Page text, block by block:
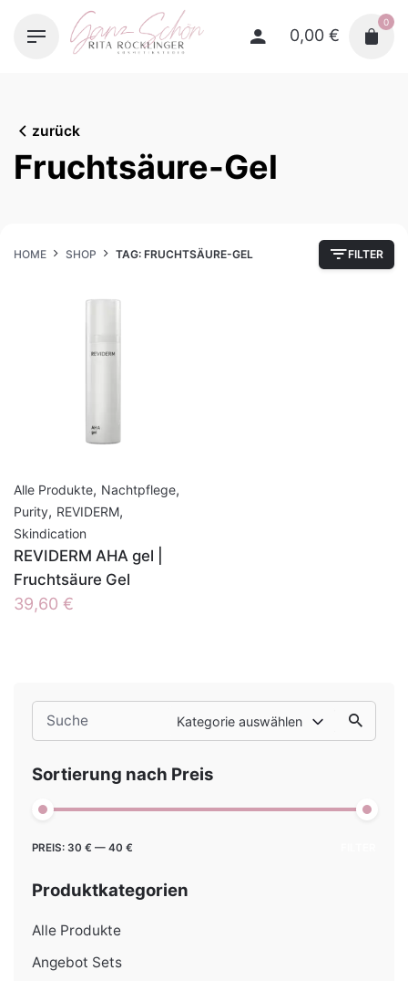
0,00 €
0
zurück
Fruchtsäure-Gel
HOME SHOP TAG: FRUCHTSÄURE-GEL FILTER
Search
for
Kategorie auswählen
Sortierung nach Preis
Min.
Max.
PREIS: 30 € — 40 €
Produktkategorien
Alle Produkte
Angebot Sets
Alle Produkte, Nachtpflege,
Purity, REVIDERM,
Skindication
REVIDERM AHA gel |
Fruchtsäure Gel
39,60 €